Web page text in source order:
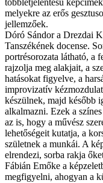
többletjelentésű
melyekre az erős
jellemzőek.
Dóró Sándor a Drezdai
Tanszékének docense.
portrésorozata látható, a
rajzolja meg alakjait, a
hatásokat figyelve, a
improvizatív
készülnek, majd később
alkalmazni. Ezek a
az is, hogy a művész
lehetőségeit kutatja, a
születnek a munkái. A
elrendezi, sorba rakja
Fábián Emőke a
megfigyelni, ahogyan a